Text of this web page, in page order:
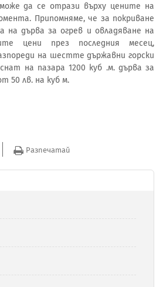
да се отрази върху цените на
Припомняме, че за покриване
на дърва за огрев и овладяване на
цени през последния месец,
на шестте държавни горски
на пазара 1200 куб .м. дърва за
50 лв. на куб м.
Разпечатай